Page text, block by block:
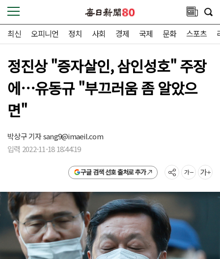
최신 오피니언 정치 사회 경제 국제 문화 스포츠
정진상 "증자살인, 삼인성호" 주장
에…유동규 "부끄러움 좀 알았으
면"
박상구 기자sang9@imaeil.com
입력 2022-11-18 18:44:19
구글 검색 선호 출처로 추가